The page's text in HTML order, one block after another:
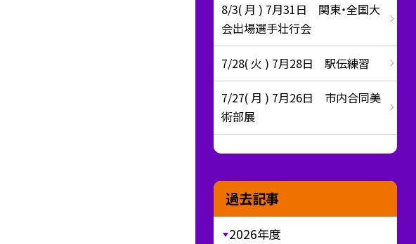
8/3( 月 ) 7月31日 関東・全国大
会出場選手壮行会
7/28( 火 ) 7月28日 駅伝練習
7/27( 月 ) 7月26日 市内合同美
術部展
過去記事
2026年度